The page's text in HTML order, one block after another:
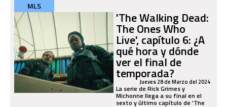
MLS
'The Walking Dead:
The Ones Who
Live', capítulo 6: ¿A
qué hora y dónde
ver el final de
temporada?
Jueves 28 de Marzo del 2024
La serie de Rick Grimes y
Michonne llega a su final en el
sexto y último capítulo de 'The